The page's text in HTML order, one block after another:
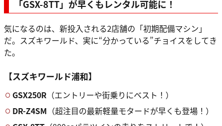
「GSX-8TT」が早くもレンタル可能に！
気になるのは、新投入される2店舗の「初期配備マシン」
だ。スズキワールド、実に“分かっている”チョイスをしてき
た。
【スズキワールド浦和】
GSX250R （エントリーや街乗りにベスト！）
DR-Z4SM （超注目の最新軽量モタードが早くも登場！）